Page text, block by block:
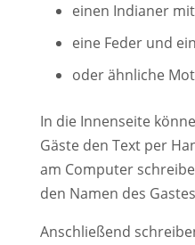
einen Indianer
eine Feder und
oder ähnliche
In die Innenseite
Gäste den Text per
am Computer
den Namen des
Anschließend